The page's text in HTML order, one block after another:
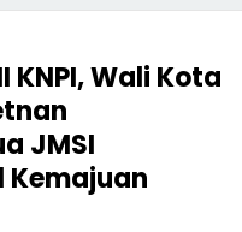
KNPI, Wali Kota
JMSI
Kemajuan